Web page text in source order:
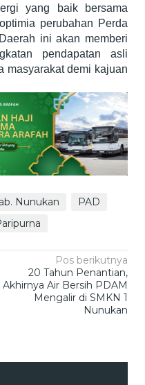
yang baik bersama
perubahan Perda
ini akan memberi
pendapatan asli
masyarakat demi kajuan
Nunukan
PAD
Pos berikutnya
20 Tahun Penantian,
Akhirnya Air Bersih PDAM
Mengalir di SMKN 1
Nunukan